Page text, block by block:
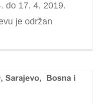
do 17. 4. 2019.
je održan